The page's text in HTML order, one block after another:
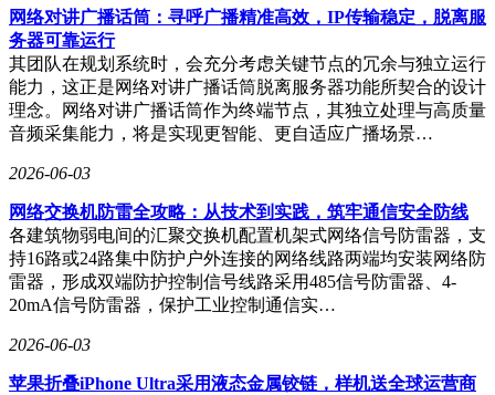
网络对讲广播话筒：寻呼广播精准高效，IP传输稳定，脱离服
务器可靠运行
其团队在规划系统时，会充分考虑关键节点的冗余与独立运行
能力，这正是网络对讲广播话筒脱离服务器功能所契合的设计
理念。网络对讲广播话筒作为终端节点，其独立处理与高质量
音频采集能力，将是实现更智能、更自适应广播场景…
2026-06-03
网络交换机防雷全攻略：从技术到实践，筑牢通信安全防线
各建筑物弱电间的汇聚交换机配置机架式网络信号防雷器，支
持16路或24路集中防护户外连接的网络线路两端均安装网络防
雷器，形成双端防护控制信号线路采用485信号防雷器、4-
20mA信号防雷器，保护工业控制通信实…
2026-06-03
苹果折叠iPhone Ultra采用液态金属铰链，样机送全球运营商